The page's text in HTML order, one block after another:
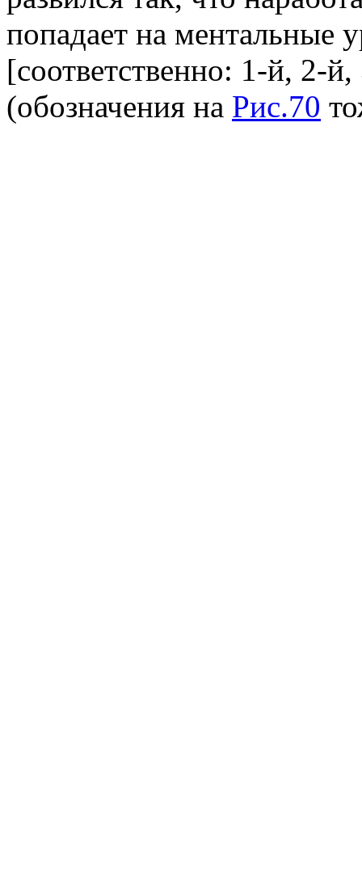
попадает на ментальные
[соответственно: 1-й, 2-
(обозначения на Рис.70